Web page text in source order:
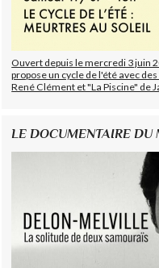
Ouvert depuis le mercredi 3 juin
propose un cycle de l'été avec
René Clément et "La Piscine" de
LE DOCUMENTAIRE DU